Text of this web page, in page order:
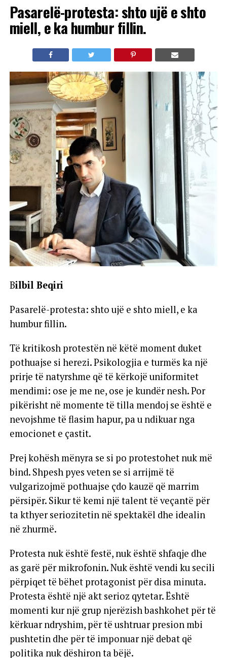
Pasarelë-protesta: shto ujë e shto
miell, e ka humbur fillin.
Bilbil Beqiri
Pasarelë-protesta: shto ujë e shto miell, e ka
humbur fillin.
Të kritikosh protestën në këtë moment duket
pothuajse si herezi. Psikologjia e turmës ka një
prirje të natyrshme që të kërkojë uniformitet
mendimi: ose je me ne, ose je kundër nesh. Por
pikërisht në momente të tilla mendoj se është e
nevojshme të flasim hapur, pa u ndikuar nga
emocionet e çastit.
Prej kohësh mënyra se si po protestohet nuk më
bind. Shpesh pyes veten se si arrijmë të
vulgarizojmë pothuajse çdo kauzë që marrim
përsipër. Sikur të kemi një talent të veçantë për
ta kthyer seriozitetin në spektakël dhe idealin
në zhurmë.
Protesta nuk është festë, nuk është shfaqje dhe
as garë për mikrofonin. Nuk është vendi ku secili
përpiqet të bëhet protagonist për disa minuta.
Protesta është një akt serioz qytetar. Është
momenti kur një grup njerëzish bashkohet për të
kërkuar ndryshim, për të ushtruar presion mbi
pushtetin dhe për të imponuar një debat që
politika nuk dëshiron ta bëjë.